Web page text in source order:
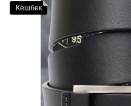
Кешбек